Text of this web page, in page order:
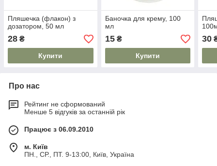
Пляшечка (флакон) з
дозатором, 50 мл
28 ₴
Купити
Баночка для крему, 100
мл
15₴
Купити
30
Про нас
Рейтинг не сформований
Менше 5 відгуків за останній рік
Працює з 06.09.2010
м. Київ
ПН., СР., ПТ. 9-13:00, Київ, Україна